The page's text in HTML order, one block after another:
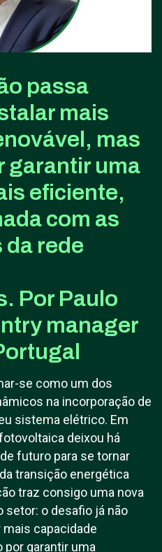
passa
mais
mas
garantir uma
eficiente,
com as
da rede
Por Paulo
manager
se como um dos
na incorporação de
sistema elétrico. Em
deixou há
futuro para se tornar
transição energética
traz consigo uma nova
setor: o desafio já não
capacidade
por garantir uma